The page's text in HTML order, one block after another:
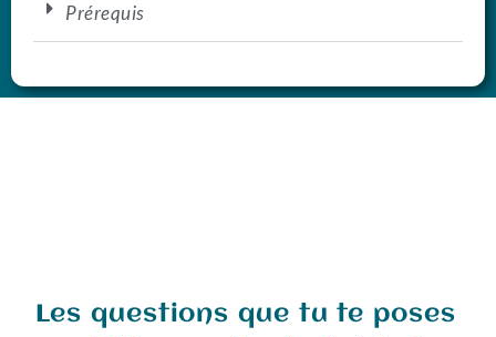
Prérequis
Les questions que tu te poses